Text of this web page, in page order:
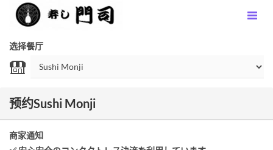
选择餐厅
预约Sushi Monji
商家通知